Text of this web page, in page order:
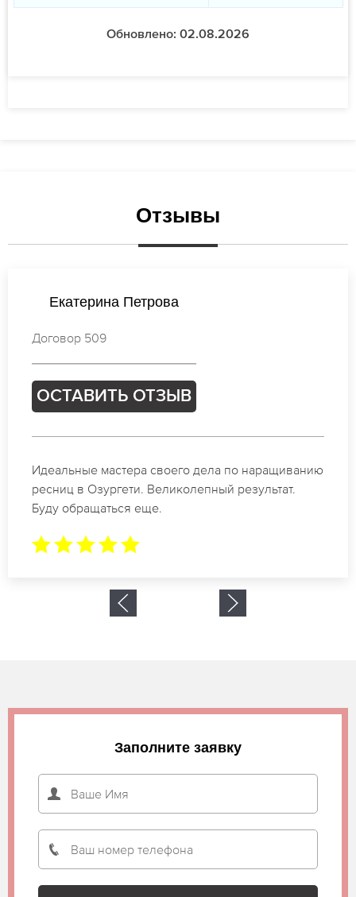
Обновлено: 02.08.2026
Отзывы
Екатерина Лебедева
Договор 070
ОСТАВИТЬ ОТЗЫВ
Спасибо огромное. Заказывала наращивание
ресниц в Озургети для мероприятия. За 2 часа
все было готово.
Заполните заявку